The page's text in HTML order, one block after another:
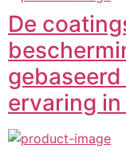
De
ervaring